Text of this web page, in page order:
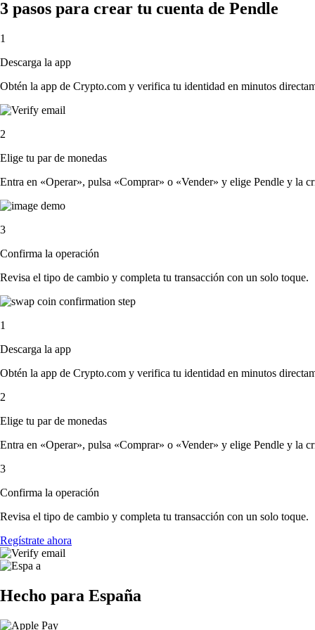
3 pasos para crear tu cuenta de Pendle
1
Descarga la app
Obtén la app de Crypto.com y verifica tu identidad en minutos
2
Elige tu par de monedas
Entra en «Operar», pulsa «Comprar» o «Vender» y elige Pendle y la
3
Confirma la operación
Revisa el tipo de cambio y completa tu transacción con un solo toque.
1
Descarga la app
Obtén la app de Crypto.com y verifica tu identidad en minutos
2
Elige tu par de monedas
Entra en «Operar», pulsa «Comprar» o «Vender» y elige Pendle y la
3
Confirma la operación
Revisa el tipo de cambio y completa tu transacción con un solo toque.
Regístrate ahora
Hecho para España